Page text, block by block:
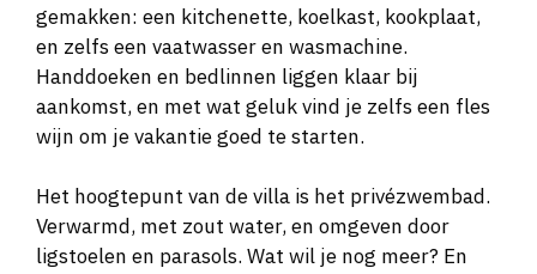
gemakken: een kitchenette, koelkast, kookplaat,
en zelfs een vaatwasser en wasmachine.
Handdoeken en bedlinnen liggen klaar bij
aankomst, en met wat geluk vind je zelfs een fles
wijn om je vakantie goed te starten.
Het hoogtepunt van de villa is het privézwembad.
Verwarmd, met zout water, en omgeven door
ligstoelen en parasols. Wat wil je nog meer? En